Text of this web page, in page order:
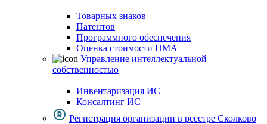
Товарных знаков
Патентов
Программного обеспечения
Оценка стоимости НМА
Управление интеллектуальной
собственностью
Инвентаризация ИС
Консалтинг ИС
Регистрация организации в реестре Сколково